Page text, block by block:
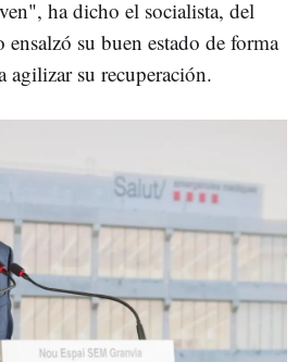
ha dicho el socialista, del
su buen estado de forma
agilizar su recuperación.